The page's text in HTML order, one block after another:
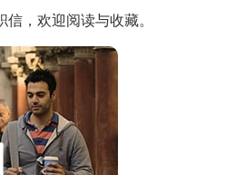
，欢迎阅读与收藏。